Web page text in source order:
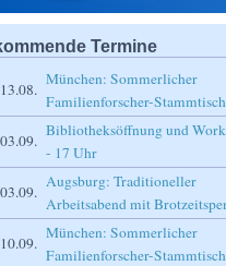
Termine
13.08.
München: Sommerlicher
Familienforscher-Stammtisch
03.09.
Bibliotheksöffnung und
- 17 Uhr
03.09.
Augsburg: Traditioneller
Arbeitsabend mit
10.09.
München: Sommerlicher
Familienforscher-Stammtisch